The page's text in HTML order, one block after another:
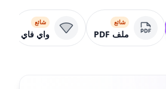
شائع
ملف PDF
شائع
واي فاي